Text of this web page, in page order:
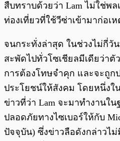
สืบทราบด้วยว่า Lam ไม่ใช่พ
ท่องเที่ยวที่ใช้วีซ่าเข้ามาก่อเห
จนกระทั่งล่าสุด ในช่วงไม่กี่วั
สะพัดไปทั่วโซเชียลมีเดียว่าตั
การต้องโทษจำคุก และจะถูก
ประโยชน์ให้สังคม โดยหนึ่ง
ข่าวที่ว่า Lam จะมาทำงานใ
ปลอดภัยทางไซเบอร์ให้กับ
ปัจจุบัน) ซึ่งข่าวลือดังกล่าวไ